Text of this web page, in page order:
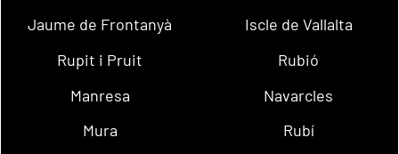
Jaume de Frontanyà
Iscle de Vallalta
Rupit i Pruit
Rubió
Manresa
Navarcles
Mura
Rubí